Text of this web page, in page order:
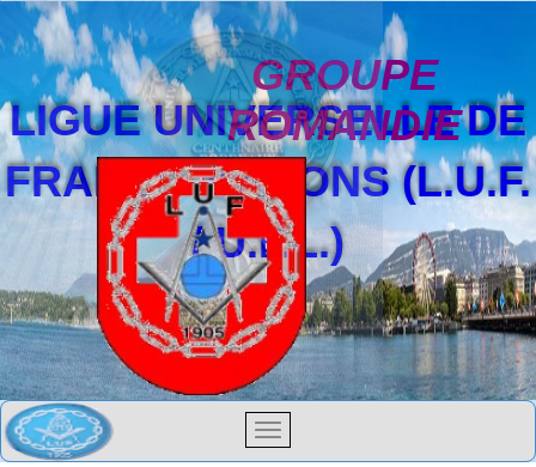
LIGUE UNIVERSELLE DE
FRANCS-MAÇONS (L.U.F.
/ U.F.L.)
GROUPE
ROMANDIE